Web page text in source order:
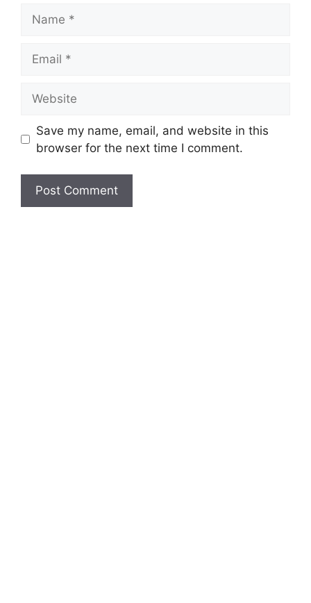
Save my name, email, and website in this
browser for the next time I comment.